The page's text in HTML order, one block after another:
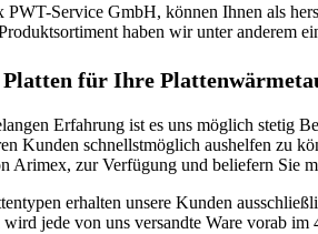
Service GmbH, können Ihnen als
haben wir unter anderem
für Ihre
Erfahrung ist es uns möglich stetig
Kunden schnellstmöglich aushelfen zu
Arimex, zur Verfügung und beliefern Sie
erhalten unsere Kunden
wird jede von uns versandte Ware vorab